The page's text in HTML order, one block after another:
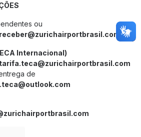
ou
Internacional)
tarifa.teca@zurichairportbrasil.com
de